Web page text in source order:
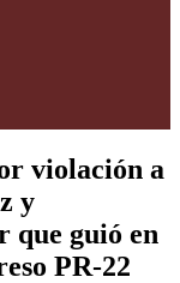
violación a
y
que guió en
PR-22